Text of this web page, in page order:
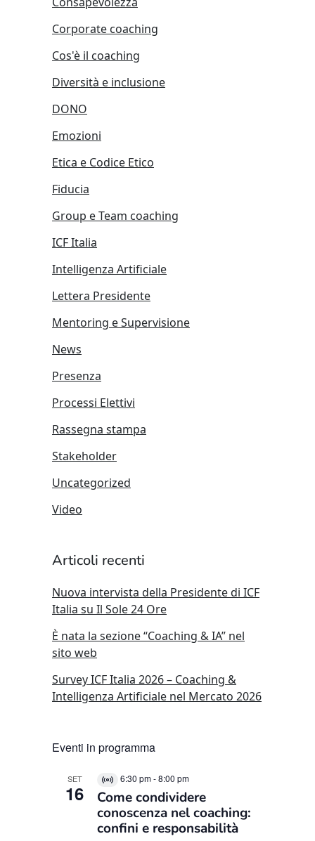
Corporate coaching
Cos'è il coaching
Diversità e inclusione
DONO
Emozioni
Etica e Codice Etico
Fiducia
Group e Team coaching
ICF Italia
Intelligenza Artificiale
Lettera Presidente
Mentoring e Supervisione
News
Presenza
Processi Elettivi
Rassegna stampa
Stakeholder
Uncategorized
Video
Articoli recenti
Nuova intervista della Presidente di ICF
Italia su Il Sole 24 Ore
È nata la sezione “Coaching & IA” nel
sito web
Survey ICF Italia 2026 – Coaching &
Intelligenza Artificiale nel Mercato 2026
Eventi in programma
SET
16
Virtual
Evento
6:30 pm-8:00 pm
Come condividere
conoscenza nel coaching:
confini e responsabilità